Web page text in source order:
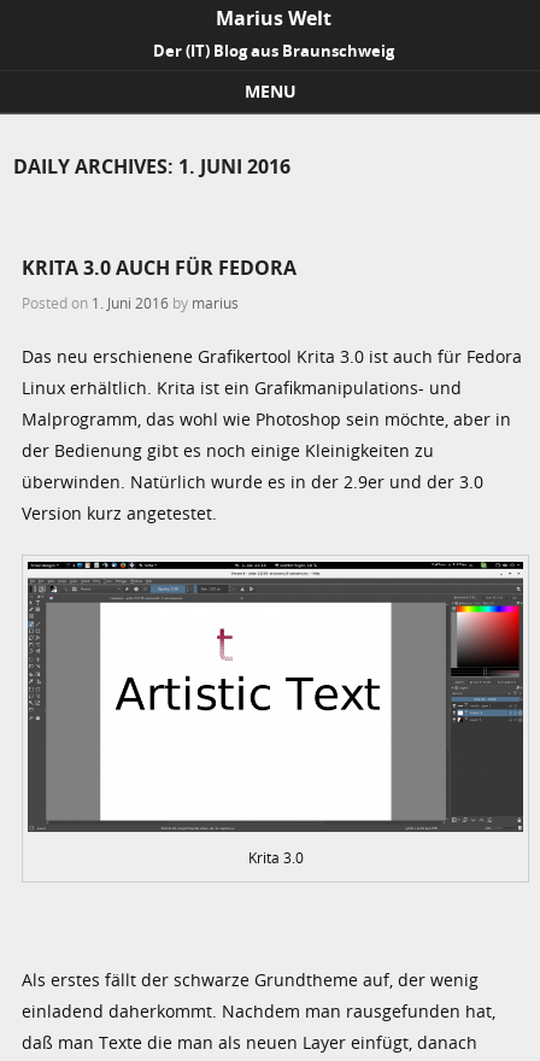
Marius Welt
Der (IT) Blog aus Braunschweig
MENU
DAILY ARCHIVES: 1. JUNI 2016
KRITA 3.0 AUCH FÜR FEDORA
Posted on 1. Juni 2016 by marius
Das neu erschienene Grafikertool Krita 3.0 ist auch für Fedora
Linux erhältlich. Krita ist ein Grafikmanipulations- und
Malprogramm, das wohl wie Photoshop sein möchte, aber in
der Bedienung gibt es noch einige Kleinigkeiten zu
überwinden. Natürlich wurde es in der 2.9er und der 3.0
Version kurz angetestet.
Krita 3.0
Als erstes fällt der schwarze Grundtheme auf, der wenig
einladend daherkommt. Nachdem man rausgefunden hat,
daß man Texte die man als neuen Layer einfügt, danach